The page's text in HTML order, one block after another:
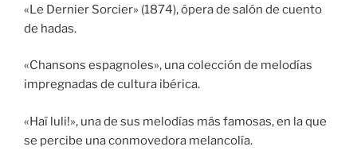
«Le Dernier Sorcier» (1874), ópera de salón de cuento
de hadas.
«Chansons espagnoles», una colección de melodías
impregnadas de cultura ibérica.
«Haï luli!», una de sus melodías más famosas, en la que
se percibe una conmovedora melancolía.